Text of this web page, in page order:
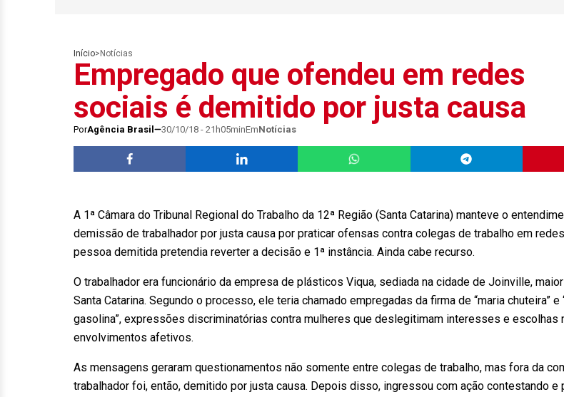
Início> Notícias
Empregado que ofendeu em redes
sociais é demitido por justa causa
PorAgência Brasil 30/10/18 - 21h05minEmNotícias
A 1ª Câmara do Tribunal Regional do Trabalho da 12ª Região (Santa Catarina) manteve o
demissão de trabalhador por justa causa por praticar ofensas contra colegas de trabalho em
pessoa demitida pretendia reverter a decisão e 1ª instância. Ainda cabe recurso.
O trabalhador era funcionário da empresa de plásticos Viqua, sediada na cidade de Joinville,
Santa Catarina. Segundo o processo, ele teria chamado empregadas da firma de “maria chuteira” e
gasolina”, expressões discriminatórias contra mulheres que deslegitimam interesses e escolhas
envolvimentos afetivos.
As mensagens geraram questionamentos não somente entre colegas de trabalho, mas fora da
trabalhador foi, então, demitido por justa causa. Depois disso, ingressou com ação contestando e